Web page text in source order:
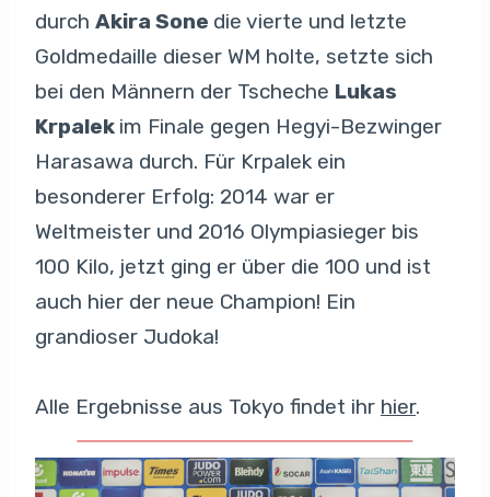
durch Akira Sone die vierte und letzte
Goldmedaille dieser WM holte, setzte sich
bei den Männern der Tscheche Lukas
Krpalek im Finale gegen Hegyi-Bezwinger
Harasawa durch. Für Krpalek ein
besonderer Erfolg: 2014 war er
Weltmeister und 2016 Olympiasieger bis
100 Kilo, jetzt ging er über die 100 und ist
auch hier der neue Champion! Ein
grandioser Judoka!
Alle Ergebnisse aus Tokyo findet ihr hier.